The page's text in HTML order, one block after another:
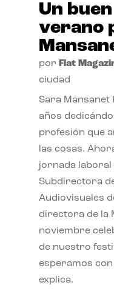
Un
verano
por Flat
ciudad
Sara Mansanet
años
profesión que
las cosas.
jornada laboral
Subdirectora
Audiovisuales
directora de la
noviembre
de nuestro
esperamos
explica.